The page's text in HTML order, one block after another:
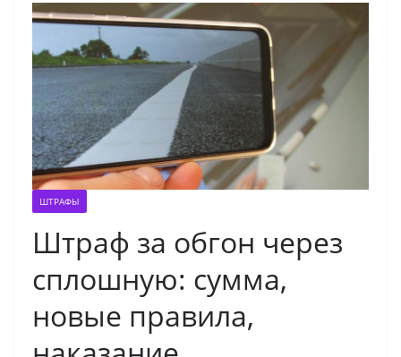
ШТРАФЫ
Штраф за обгон через
сплошную: сумма,
новые правила,